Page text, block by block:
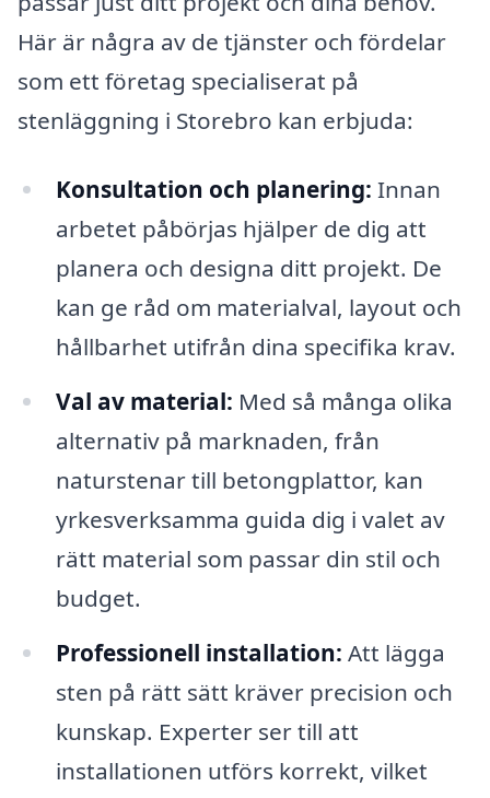
Här är några av de tjänster och fördelar
som ett företag specialiserat på
stenläggning i Storebro kan erbjuda:
Konsultation och planering: Innan
arbetet påbörjas hjälper de dig att
planera och designa ditt projekt. De
kan ge råd om materialval, layout och
hållbarhet utifrån dina specifika krav.
Val av material: Med så många olika
alternativ på marknaden, från
naturstenar till betongplattor, kan
yrkesverksamma guida dig i valet av
rätt material som passar din stil och
budget.
Professionell installation: Att lägga
sten på rätt sätt kräver precision och
kunskap. Experter ser till att
installationen utförs korrekt, vilket